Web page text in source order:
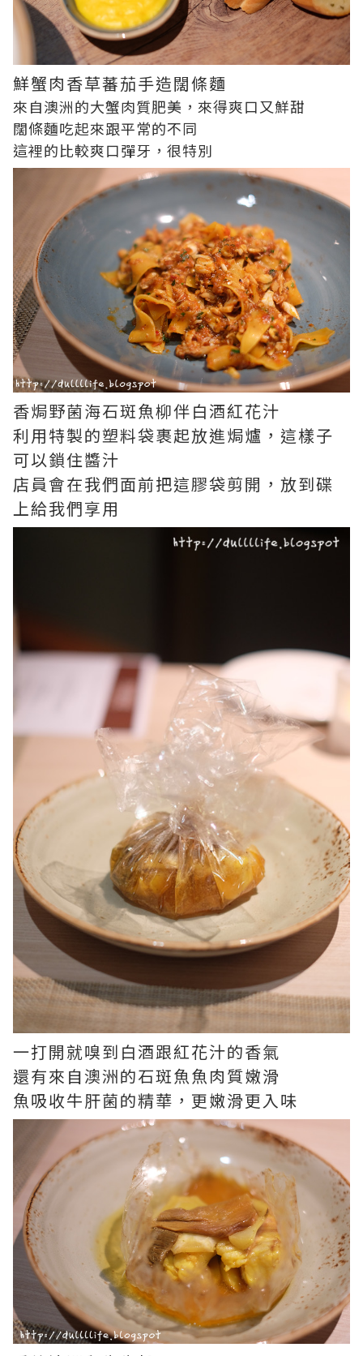
鮮蟹肉香草蕃茄手造闊條麵
來自澳洲的大蟹肉質肥美，來得爽口又鮮甜
闊條麵吃起來跟平常的不同
這裡的比較爽口彈牙，很特別
香焗野菌海石斑魚柳伴白酒紅花汁
利用特製的塑料袋裹起放進焗爐，這樣子
可以鎖住醬汁
店員會在我們面前把這膠袋剪開，放到碟
上給我們享用
一打開就嗅到白酒跟紅花汁的香氣
還有來自澳洲的石斑魚魚肉質嫩滑
魚吸收牛肝菌的精華，更嫩滑更入味